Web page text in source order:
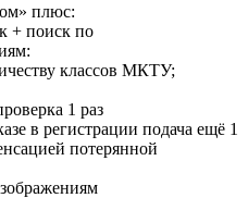
плюс:
+ поиск по
классов МКТУ;
1 раз
в регистрации подача ещё 1
потерянной